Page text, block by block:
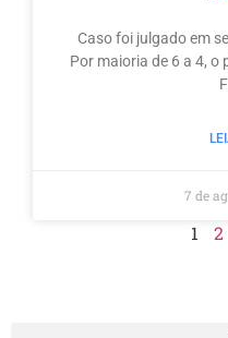
Caso foi julgado em
Por maioria de 6 a 4, o
7 de
1 2